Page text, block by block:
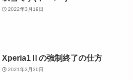
2022年3月19日
Xperia1Ⅱの強制終了の仕方
2021年3月30日